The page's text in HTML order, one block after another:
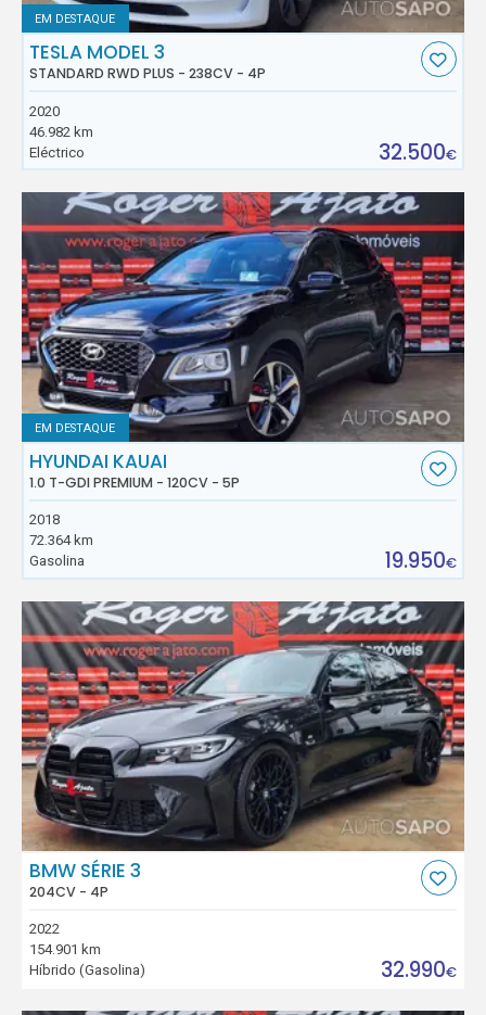
EM DESTAQUE
TESLA MODEL 3
STANDARD RWD PLUS - 238CV - 4P
2020
46.982 km
Eléctrico
32.500€
EM DESTAQUE
HYUNDAI KAUAI
1.0 T-GDI PREMIUM - 120CV - 5P
2018
72.364 km
Gasolina
19.950€
BMW SÉRIE 3
204CV - 4P
2022
154.901 km
Híbrido (Gasolina)
32.990€